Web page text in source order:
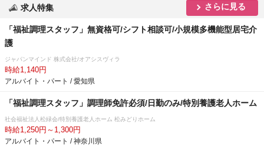
求人特集 さらに見る
「福祉調理スタッフ」無資格可/シフト相談可/小規模多機能型居宅介
護
ジャパンマインド 株式会社/オアシスヴィラ
時給1,140円
アルバイト・パート / 愛知県
「福祉調理スタッフ」調理師免許必須/日勤のみ/特別養護老人ホーム
社会福祉法人松緑会/特別養護老人ホーム 松みどりホーム
時給1,250円～1,300円
アルバイト・パート / 神奈川県